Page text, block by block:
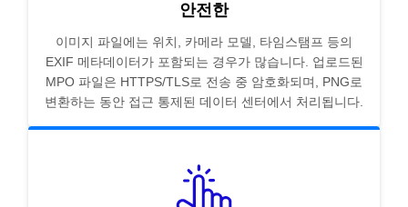
안전한
이미지 파일에는 위치, 카메라 모델, 타임스탬프 등의
EXIF 메타데이터가 포함되는 경우가 많습니다. 업로드된
MPO 파일은 HTTPS/TLS로 전송 중 암호화되며, PNG로
변환하는 동안 접근 통제된 데이터 센터에서 처리됩니다.